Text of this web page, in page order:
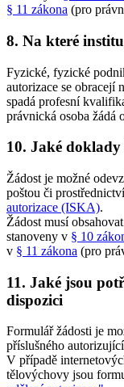
§ 11 zákona (pro
8. Na které
Fyzické, fyzické
autorizace se obracejí
spadá profesní
právnická osoba žádá
10. Jaké doklady
Žádost je možné
poštou či
autorizace (ISKA).
Žádost musí
stanoveny v § 10
v § 11 zákona (pro
11. Jaké jsou
dispozici
Formulář žádosti je
příslušného
V případě
tělovýchovy jsou